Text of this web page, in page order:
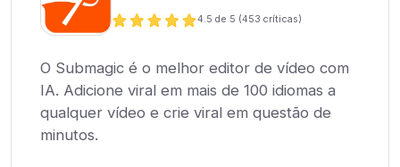
4.5 de 5 (453 críticas)
O Submagic é o melhor editor de vídeo com
IA. Adicione viral em mais de 100 idiomas a
qualquer vídeo e crie viral em questão de
minutos.